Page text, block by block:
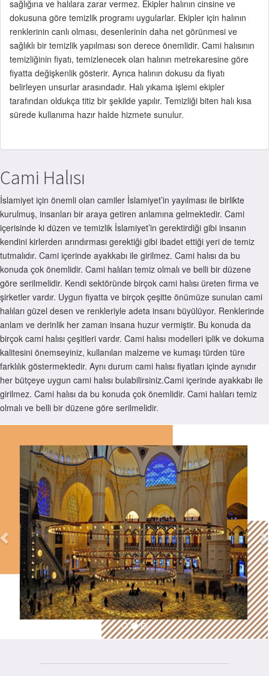
sağlığına ve halılara zarar vermez. Ekipler halının cinsine ve
dokusuna göre temizlik programı uygularlar. Ekipler için halının
renklerinin canlı olması, desenlerinin daha net görünmesi ve
sağlıklı bir temizlik yapılması son derece önemlidir. Cami halısının
temizliğinin fiyatı, temizlenecek olan halının metrekaresine göre
fiyatta değişkenlik gösterir. Ayrıca halının dokusu da fiyatı
belirleyen unsurlar arasındadır. Halı yıkama işlemi ekipler
tarafından oldukça titiz bir şekilde yapılır. Temizliği biten halı kısa
sürede kullanıma hazır halde hizmete sunulur.
Cami Halısı
İslamiyet için önemli olan camiler İslamiyet’in yayılması ile birlikte
kurulmuş, insanları bir araya getiren anlamına gelmektedir. Cami
içerisinde ki düzen ve temizlik İslamiyet’in gerektirdiği gibi insanın
kendini kirlerden arındırması gerektiği gibi ibadet ettiği yeri de temiz
tutmalıdır. Cami içerinde ayakkabı ile girilmez. Cami halısı da bu
konuda çok önemlidir. Cami halıları temiz olmalı ve belli bir düzene
göre serilmelidir. Kendi sektöründe birçok cami halısı üreten firma ve
şirketler vardır. Uygun fiyatta ve birçok çeşitte önümüze sunulan cami
halıları güzel desen ve renkleriyle adeta insanı büyülüyor. Renklerinde
anlam ve derinlik her zaman insana huzur vermiştir. Bu konuda da
birçok cami halısı çeşitleri vardır. Cami halısı modelleri iplik ve dokuma
kalitesini önemseyiniz, kullanılan malzeme ve kumaşı türden türe
farklılık göstermektedir. Aynı durum cami halısı fiyatları içinde aynıdır
her bütçeye uygun cami halısı bulabilirsiniz.Cami içerinde ayakkabı ile
girilmez. Cami halısı da bu konuda çok önemlidir. Cami halıları temiz
olmalı ve belli bir düzene göre serilmelidir.